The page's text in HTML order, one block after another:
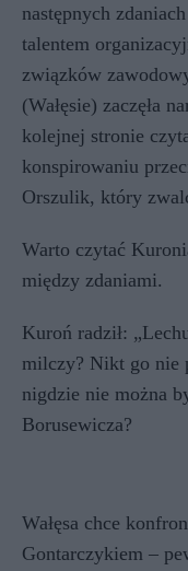
następnych
talentem
związków
(Wałęsie) zaczęła
kolejnej stronie
konspirowaniu
Orszulik, który
Warto czytać
między zdaniami.
Kuroń radził:
milczy? Nikt go nie
nigdzie nie można
Borusewicza?
Wałęsa chce
Gontarczykiem –